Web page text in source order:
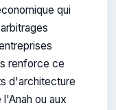
qui
renforce ce
d'architecture
ou aux